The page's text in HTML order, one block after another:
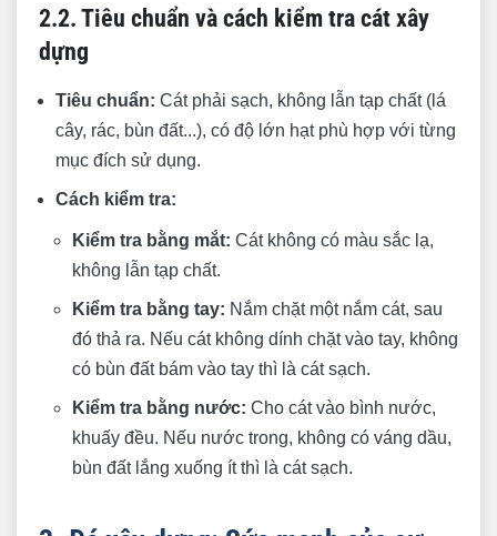
2.2. Tiêu chuẩn và cách kiểm tra cát xây
dựng
Tiêu chuẩn: Cát phải sạch, không lẫn tạp chất (lá
cây, rác, bùn đất...), có độ lớn hạt phù hợp với từng
mục đích sử dụng.
Cách kiểm tra:
Kiểm tra bằng mắt: Cát không có màu sắc lạ,
không lẫn tạp chất.
Kiểm tra bằng tay: Nắm chặt một nắm cát, sau
đó thả ra. Nếu cát không dính chặt vào tay, không
có bùn đất bám vào tay thì là cát sạch.
Kiểm tra bằng nước: Cho cát vào bình nước,
khuấy đều. Nếu nước trong, không có váng dầu,
bùn đất lắng xuống ít thì là cát sạch.